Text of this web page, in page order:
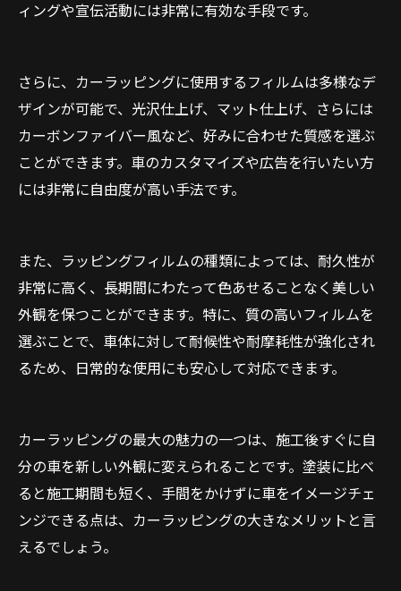
ィングや宣伝活動には非常に有効な手段です。
さらに、カーラッピングに使用するフィルムは多様なデ
ザインが可能で、光沢仕上げ、マット仕上げ、さらには
カーボンファイバー風など、好みに合わせた質感を選ぶ
ことができます。車のカスタマイズや広告を行いたい方
には非常に自由度が高い手法です。
また、ラッピングフィルムの種類によっては、耐久性が
非常に高く、長期間にわたって色あせることなく美しい
外観を保つことができます。特に、質の高いフィルムを
選ぶことで、車体に対して耐候性や耐摩耗性が強化され
るため、日常的な使用にも安心して対応できます。
カーラッピングの最大の魅力の一つは、施工後すぐに自
分の車を新しい外観に変えられることです。塗装に比べ
ると施工期間も短く、手間をかけずに車をイメージチェ
ンジできる点は、カーラッピングの大きなメリットと言
えるでしょう。